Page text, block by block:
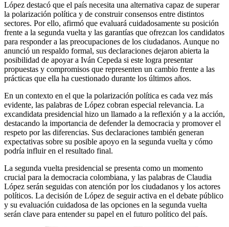
López destacó que el país necesita una alternativa capaz de superar
la polarización política y de construir consensos entre distintos
sectores. Por ello, afirmó que evaluará cuidadosamente su posición
frente a la segunda vuelta y las garantías que ofrezcan los candidatos
para responder a las preocupaciones de los ciudadanos. Aunque no
anunció un respaldo formal, sus declaraciones dejaron abierta la
posibilidad de apoyar a Iván Cepeda si este logra presentar
propuestas y compromisos que representen un cambio frente a las
prácticas que ella ha cuestionado durante los últimos años.
En un contexto en el que la polarización política es cada vez más
evidente, las palabras de López cobran especial relevancia. La
excandidata presidencial hizo un llamado a la reflexión y a la acción,
destacando la importancia de defender la democracia y promover el
respeto por las diferencias. Sus declaraciones también generan
expectativas sobre su posible apoyo en la segunda vuelta y cómo
podría influir en el resultado final.
La segunda vuelta presidencial se presenta como un momento
crucial para la democracia colombiana, y las palabras de Claudia
López serán seguidas con atención por los ciudadanos y los actores
políticos. La decisión de López de seguir activa en el debate público
y su evaluación cuidadosa de las opciones en la segunda vuelta
serán clave para entender su papel en el futuro político del país.